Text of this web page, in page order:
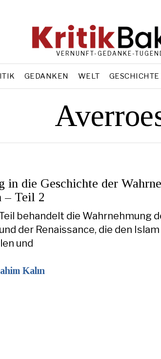
VERNUNFT-GEDANKE-
GEDANKEN WELT GESCHICHTE
in die Geschichte der
– Teil 2
behandelt die Wahrnehmung
der Renaissance, die den
und
Kalın